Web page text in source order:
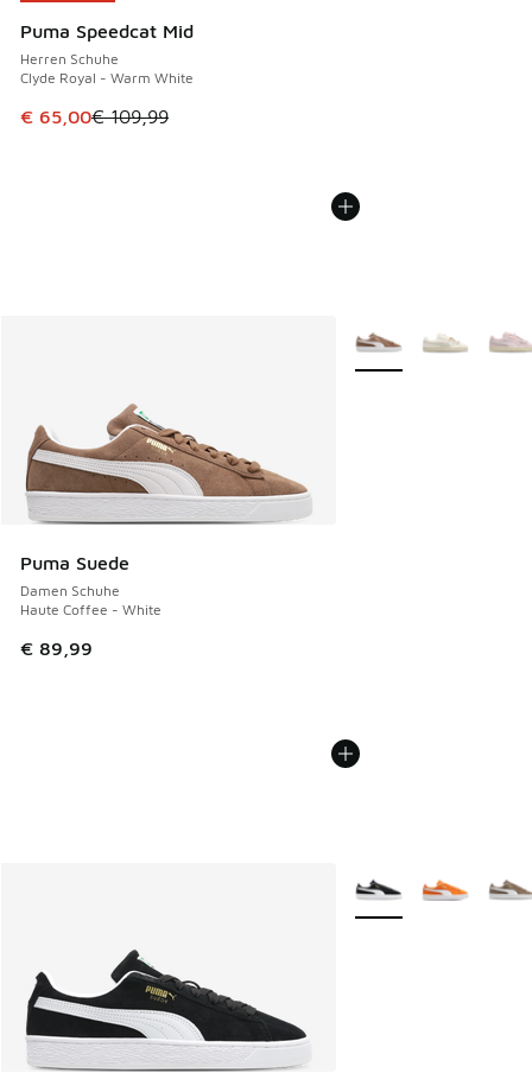
Puma Speedcat Mid
Herren Schuhe
Clyde Royal - Warm White
Dieser Artikel ist im Sale. Der Preis ist von € 109,99 auf €
€ 65,00€ 109,99
Puma Suede
Damen Schuhe
Haute Coffee - White
€ 89,99
Weitere Farben
Weitere Farben